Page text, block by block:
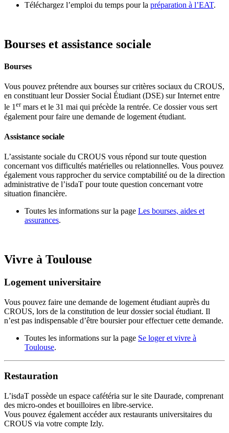
Téléchargez l’emploi du temps pour la préparation à l’EAT.
Bourses et assistance sociale
Bourses
Vous pouvez prétendre aux bourses sur critères sociaux du CROUS,
en constituant leur Dossier Social Étudiant (DSE) sur Internet entre
le 1ermars et le 31 mai qui précède la rentrée. Ce dossier vous sert
également pour faire une demande de logement étudiant.
Assistance sociale
L’assistante sociale du CROUS vous répond sur toute question
concernant vos difficultés matérielles ou relationnelles. Vous pouvez
également vous rapprocher du service comptabilité ou de la direction
administrative de l’isdaT pour toute question concernant votre
situation financière.
Toutes les informations sur la page Les bourses, aides et
assurances.
Vivre à Toulouse
Logement universitaire
Vous pouvez faire une demande de logement étudiant auprès du
CROUS, lors de la constitution de leur dossier social étudiant. Il
n’est pas indispensable d’être boursier pour effectuer cette demande.
Toutes les informations sur la page Se loger et vivre à
Toulouse.
Restauration
L’isdaT possède un espace cafétéria sur le site Daurade, comprenant
des micro-ondes et bouilloires en libre-service.
Vous pouvez également accéder aux restaurants universitaires du
CROUS via votre compte Izly.